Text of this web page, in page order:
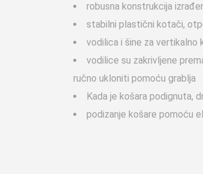
robusna konstrukcija
stabilni plastični kotači,
vodilica i šine za vertikalno
vodilice su zakrivljene
ručno ukloniti pomoću grablja
Kada je košara podignuta,
podizanje košare pomoću